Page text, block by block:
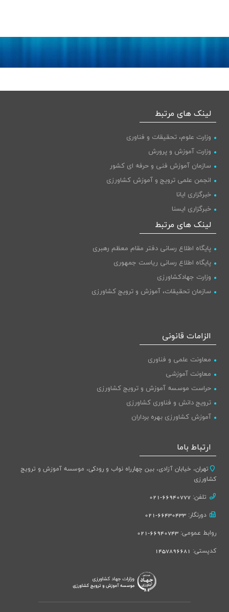
لینک های مرتبط
وزارت علوم، تحقیقات و فناوری
وزارت آموزش و پرورش
سازمان آموزش فنی و حرفه ای کشور
انجمن علمی ترویج و آموزش کشاورزی
خبرگزاری ایانا
خبرگزاری ایسنا
پایگاه اطلاع رسانی دولت
لینک های مرتبط
پایگاه اطلاع رسانی دفتر مقام معظم رهبری
پایگاه اطلاع رسانی ریاست جمهوری
وزارت جهادکشاورزی
سازمان تحقیقات، آموزش و ترویج کشاورزی
الزامات قانونی
معاونت علمی و فناوری
معاونت آموزشی
حراست موسسه آموزش و ترویج کشاورزی
ترویج دانش و فناوری کشاورزی
آموزش کشاورزی بهره برداران
ارتباط باما
تهران، خیابان آزادی، بین چهارراه نواب و رودکی، موسسه آموزش و ترویج
کشاورزی
تلفن: 66940777-021
دورنگار: 66430433-021
روابط عمومی: 66940743-021
کدپستی: 1457896681